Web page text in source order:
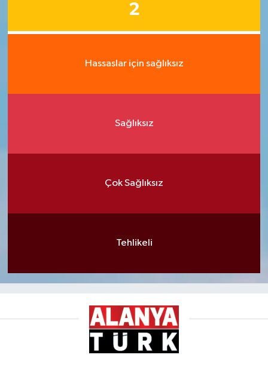
2
Hassaslar için sağlıksız
Sağlıksız
Çok Sağlıksız
Tehlikeli